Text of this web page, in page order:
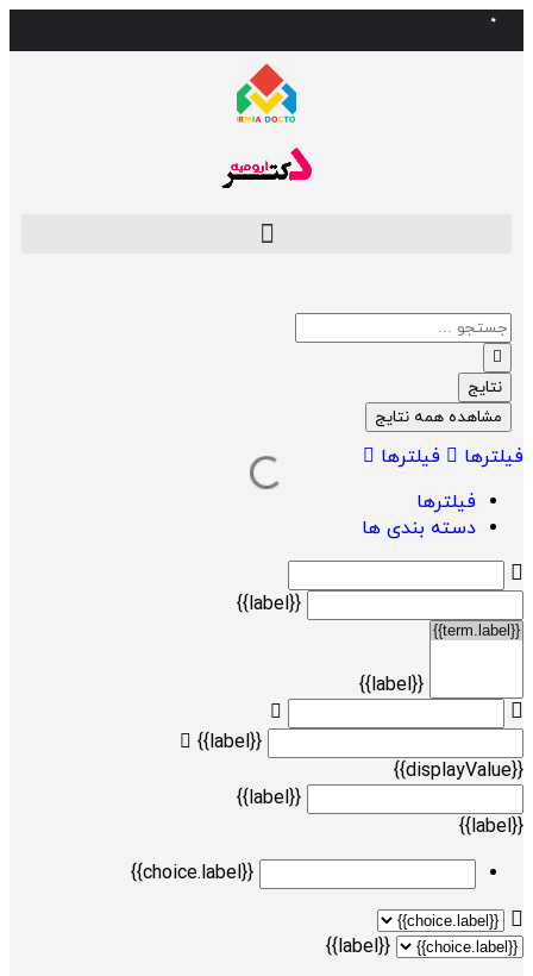
نتایج
مشاهده همه نتایج
فیلترها
فیلترها
فیلترها
دسته بندی ها
{{label}}
{{label}}
{{label}}
{{displayValue}}
{{label}}
{{label}}
{{choice.label}}
{{label}}